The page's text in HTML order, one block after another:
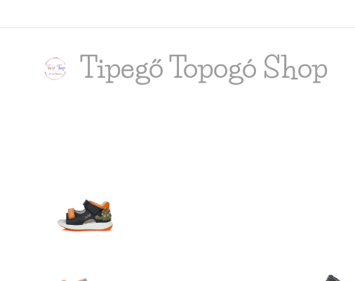
Tipegő Topogó Shop